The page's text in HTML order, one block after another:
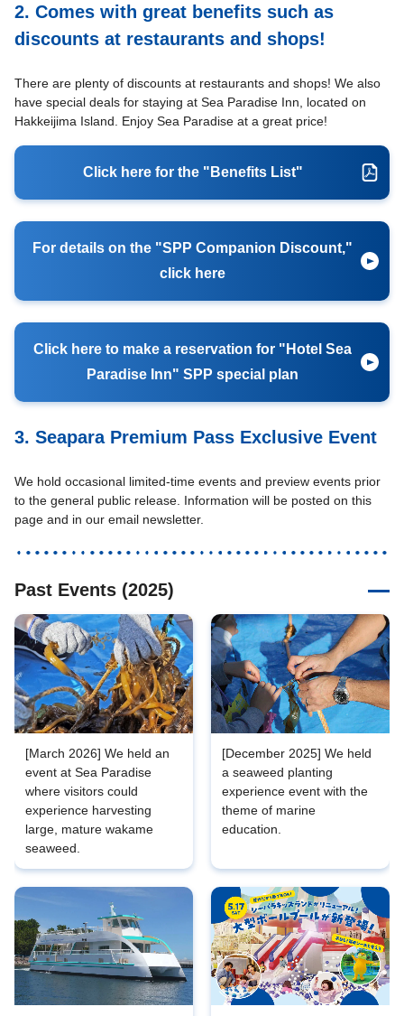
2. Comes with great benefits such as
discounts at restaurants and shops!
There are plenty of discounts at restaurants and shops! We also
have special deals for staying at Sea Paradise Inn, located on
Hakkeijima Island. Enjoy Sea Paradise at a great price!
Click here for the "Benefits List"
For details on the "SPP Companion Discount,"
click here
Click here to make a reservation for "Hotel Sea
Paradise Inn" SPP special plan
3. Seapara Premium Pass Exclusive Event
We hold occasional limited-time events and preview events prior
to the general public release. Information will be posted on this
page and in our email newsletter.
Past Events (2025)
[March 2026] We held an
event at Sea Paradise
where visitors could
experience harvesting
large, mature wakame
seaweed.
[December 2025] We held
a seaweed planting
experience event with the
theme of marine
education.